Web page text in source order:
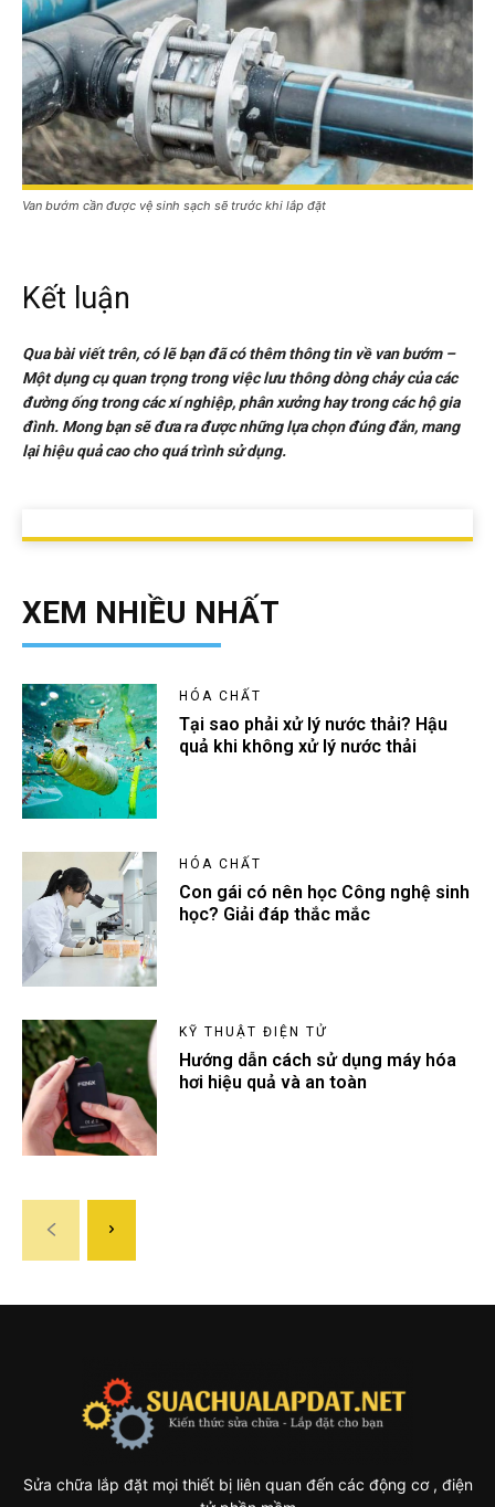
Van bướm cần được vệ sinh sạch sẽ trước khi lắp đặt
Kết luận
Qua bài viết trên, có lẽ bạn đã có thêm thông tin về van bướm –
Một dụng cụ quan trọng trong việc lưu thông dòng chảy của các
đường ống trong các xí nghiệp, phân xưởng hay trong các hộ gia
đình. Mong bạn sẽ đưa ra được những lựa chọn đúng đắn, mang
lại hiệu quả cao cho quá trình sử dụng.
XEM NHIỀU NHẤT
HÓA CHẤT
Tại sao phải xử lý nước thải? Hậu
quả khi không xử lý nước thải
HÓA CHẤT
Con gái có nên học Công nghệ sinh
học? Giải đáp thắc mắc
KỸ THUẬT ĐIỆN TỬ
Hướng dẫn cách sử dụng máy hóa
hơi hiệu quả và an toàn
Sửa chữa lắp đặt mọi thiết bị liên quan đến các động cơ , điện